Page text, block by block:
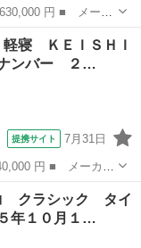
レード名： ＲＳ
オーディオ オート
寝 ＫＥＩＳＨＩ
ンバー ２…
提携サイト 7月31日
ード名： ＲＳ 軽
ー ２名乗車 棺台
クラシック タイ
年１０月１…